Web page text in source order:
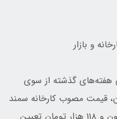
هفته‌های گذشته از سوی
قیمت مصوب کارخانه سمند